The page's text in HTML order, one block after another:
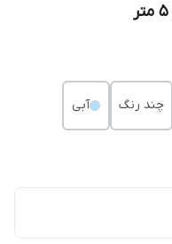
چند رنگ آبی